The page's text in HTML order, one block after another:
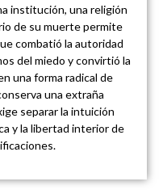
institución, una religión
de su muerte permite
combatió la autoridad
del miedo y convirtió la
una forma radical de
una extraña
separar la intuición
y la libertad interior de